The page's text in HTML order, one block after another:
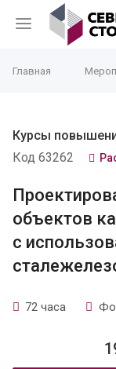
Главная
Курсы
Код 63262
объектов
с
72 часа